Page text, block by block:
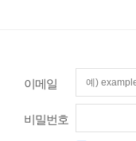
이메일
비밀번호